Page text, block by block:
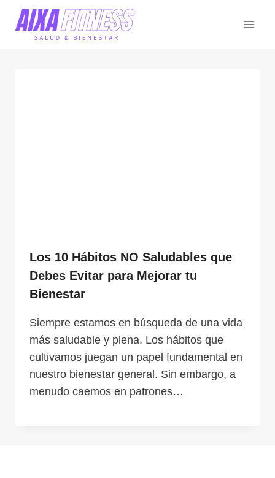
Saltar
contenido
Los 10 Hábitos NO Saludables que
Debes Evitar para Mejorar tu
Bienestar
Siempre estamos en búsqueda de una vida
más saludable y plena. Los hábitos que
cultivamos juegan un papel fundamental en
nuestro bienestar general. Sin embargo, a
menudo caemos en patrones…